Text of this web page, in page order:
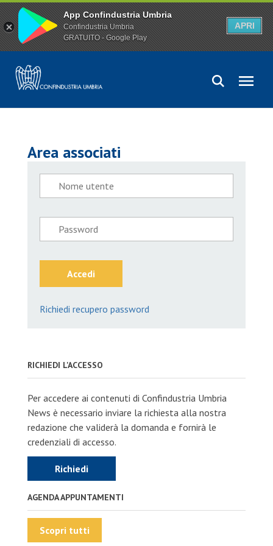
Area associati
Accedi
Richiedi recupero password
RICHIEDI L'ACCESSO
Per accedere ai contenuti di Confindustria Umbria
News è necessario inviare la richiesta alla nostra
redazione che validerà la domanda e fornirà le
credenziali di accesso.
Richiedi
AGENDA APPUNTAMENTI
Scopri tutti
App Confindustria Umbria
Confindustria Umbria
GRATUITO - Google Play
APRI